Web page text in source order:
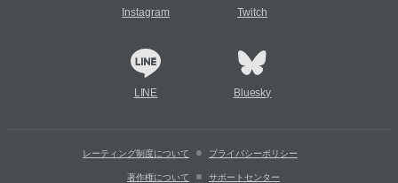
Instagram Twitch
LINE Bluesky
レーティング制度について プライバシーポリシー
著作権について サポートセンター